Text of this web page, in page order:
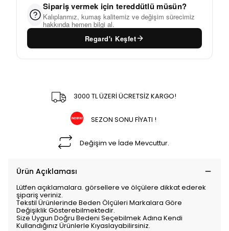
Sipariş vermek için tereddütlü müsün?
Kalıplarımız, kumaş kalitemiz ve değişim sürecimiz
hakkında hemen bilgi al.
Regard'ı Keşfet
3000 TL ÜZERİ ÜCRETSİZ KARGO!
SEZON SONU FİYATI !
Değişim ve İade Mevcuttur.
Ürün Açıklaması
Lütfen açıklamalara. görsellere ve ölçülere dikkat ederek
şipariş veriniz.
Tekstil Ürünlerinde Beden Ölçüleri Markalara Göre
Değişiklik Gösterebilmektedir.
Size Uygun Doğru Bedeni Seçebilmek Adına Kendi
Kullandığınız Ürünlerle Kıyaslayabilirsiniz.